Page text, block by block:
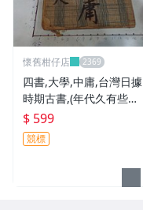
懷舊柑仔店
四書,大學,中庸,台灣日據
時期古書,(年代久有些許
蟲蛀)**稀少品
$ 599
競標